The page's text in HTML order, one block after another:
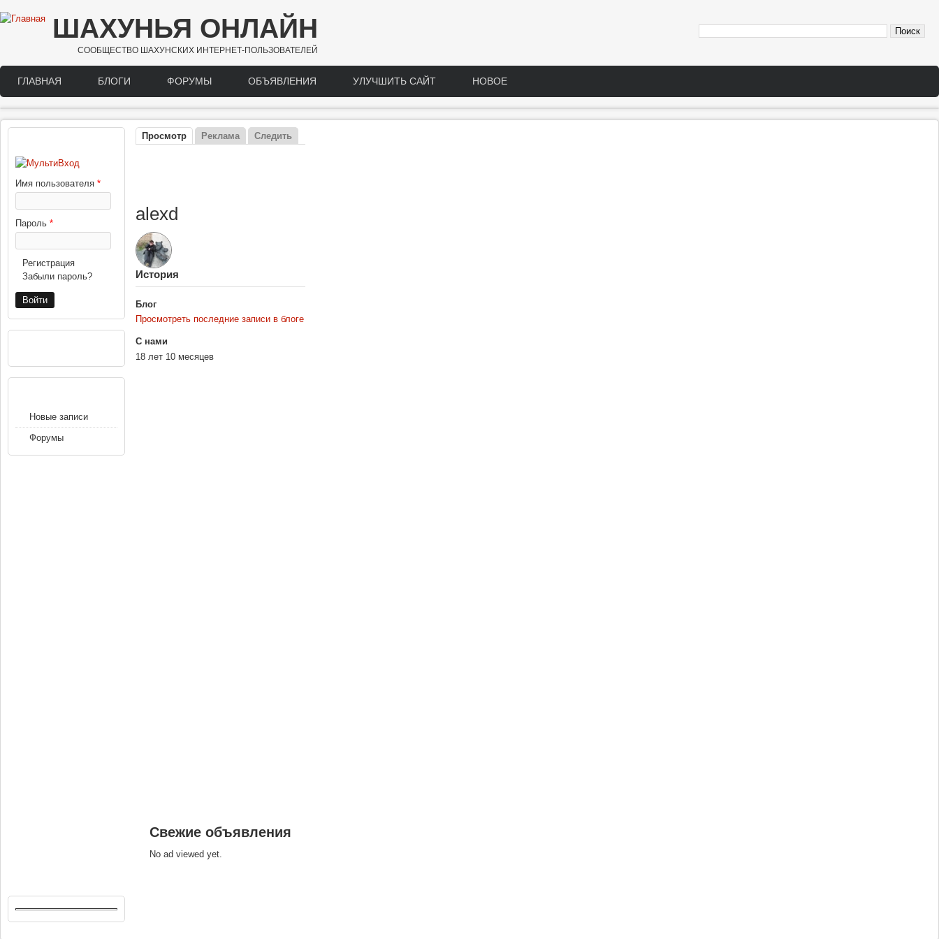
Перейти к основному содержанию
ШАХУНЬЯ ОНЛАЙН
СООБЩЕСТВО ШАХУНСКИХ ИНТЕРНЕТ-ПОЛЬЗОВАТЕЛЕЙ
Main menu
ГЛАВНАЯ БЛОГИ ФОРУМЫ ОБЪЯВЛЕНИЯ УЛУЧШИТЬ САЙТ НОВОЕ
Главные вкладки
Просмотр (активная вкладка)
Реклама Следить
alexd
История
Блог
Просмотреть последние записи в блоге
С нами
18 лет 10 месяцев
Свежие объявления
No ad viewed yet.
Имя пользователя *
Пароль *
Регистрация
Забыли пароль?
Новые записи
Форумы